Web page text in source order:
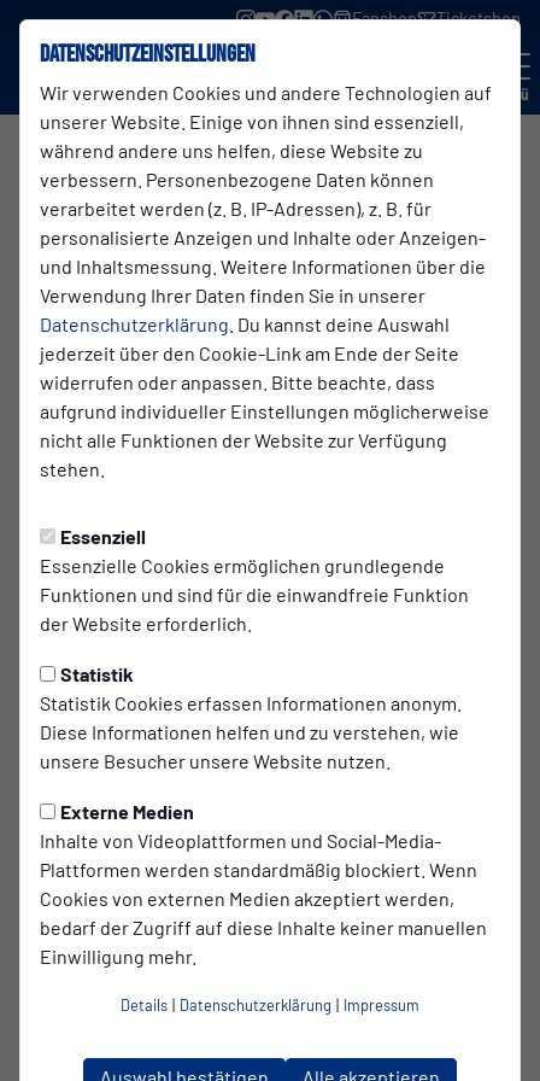
Datenschutzeinstellungen
Wir verwenden Cookies und andere Technologien auf
unserer Website. Einige von ihnen sind essenziell,
während andere uns helfen, diese Website zu
verbessern. Personenbezogene Daten können
verarbeitet werden (z. B. IP-Adressen), z. B. für
personalisierte Anzeigen und Inhalte oder Anzeigen-
und Inhaltsmessung. Weitere Informationen über die
Verwendung Ihrer Daten finden Sie in unserer
Datenschutzerklärung . Du kannst deine Auswahl
jederzeit über den Cookie-Link am Ende der Seite
widerrufen oder anpassen. Bitte beachte, dass
aufgrund individueller Einstellungen möglicherweise
nicht alle Funktionen der Website zur Verfügung
stehen.
Essenziell
Essenzielle Cookies ermöglichen grundlegende
Funktionen und sind für die einwandfreie Funktion
der Website erforderlich.
Statistik
Statistik Cookies erfassen Informationen anonym.
Diese Informationen helfen und zu verstehen, wie
unsere Besucher unsere Website nutzen.
Externe Medien
Inhalte von Videoplattformen und Social-Media-
Plattformen werden standardmäßig blockiert. Wenn
Cookies von externen Medien akzeptiert werden,
bedarf der Zugriff auf diese Inhalte keiner manuellen
Einwilligung mehr.
Details | Datenschutzerklärung | Impressum
Fanshop Ticketshop
Menü
Auszubildende zum/-r
Industriekaufmann/-frau (m/w/d)
WKT Westfälische Kunststofftechnik GmbH
Ab 01.08.2026 Sprockhövel
Jetzt bewerben
Seit 1954 entwickelt, produziert und vertreibt die
Westfälische Kunststofftechnik GmbH in Sprockhövel
qualitativ hochwertige Kunststoffprodukte. Unsere
Kunden kennen uns als innovativen und verlässlichen
Abmessungen und für zahlreiche Einsatzgebiete. Um am
Markt erfolgreich bestehen zu können, sind unsere ca. 100
Mitarbeiterinnen und Mitarbeiter unser wertvollstes Gut.
Jährlich für August / September suchen wir neue
Auszubildende. Die Ausbildung dauert 3 Jahre und der
Berufsschulunterricht findet üblicherweise
ausbildungsbegleitend (1-2 Berufsschultage pro Woche)
am Berufskolleg Witten statt, kann aber ggfs. auch
individuell abgestimmt werden. Zusätzlich findet bei uns
im Unternehmen regelmäßig ein unterstützender
Werksunterricht statt. Wenn Sie sich für unser
sich direkt online über unser Bewerbungsformular oder